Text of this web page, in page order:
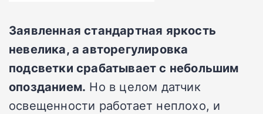
Заявленная стандартная яркость
невелика, а авторегулировка
подсветки срабатывает с небольшим
опозданием. Но в целом датчик
освещенности работает неплохо, и